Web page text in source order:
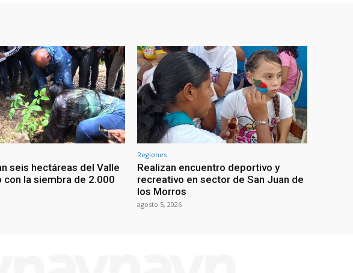
seis hectáreas del Valle
con la siembra de 2.000
Regiones
Realizan encuentro deportivo y
recreativo en sector de San Juan de
los Morros
agosto 5, 2026